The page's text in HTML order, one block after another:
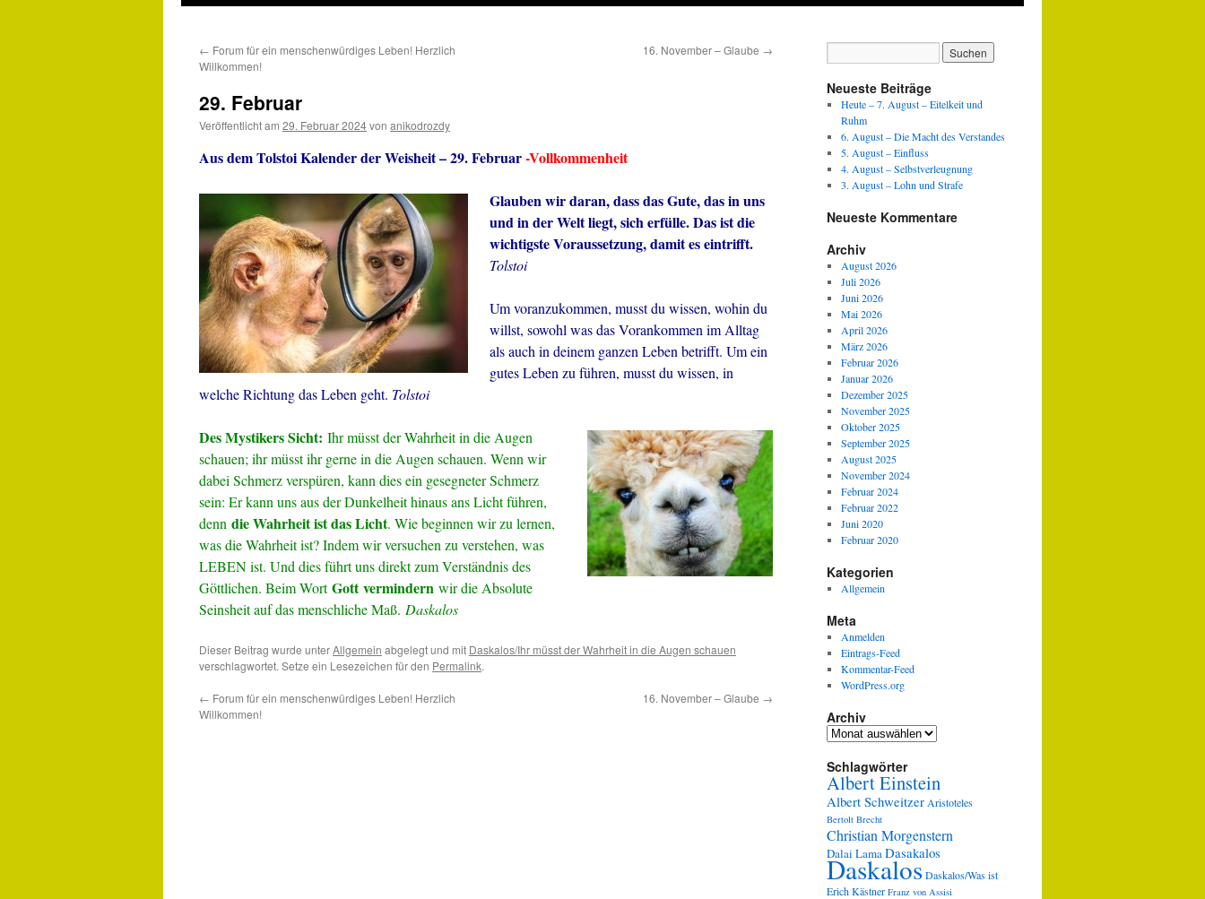
← Forum für ein menschenwürdiges Leben! Herzlich
Willkommen!
16. November – Glaube →
29. Februar
Veröffentlicht am 29. Februar 2024von anikodrozdy
Aus dem Tolstoi Kalender der Weisheit – 29. Februar-Vollkommenheit
Glauben wir daran, dass das Gute, das in uns
und in der Welt liegt, sich erfülle. Das ist die
wichtigste Voraussetzung, damit es eintrifft.
Tolstoi
Um voranzukommen, musst du wissen, wohin du
willst, sowohl was das Vorankommen im Alltag
als auch in deinem ganzen Leben betrifft. Um ein
gutes Leben zu führen, musst du wissen, in
welche Richtung das Leben geht. Tolstoi
Des Mystikers Sicht: Ihr müsst der Wahrheit in die Augen
schauen; ihr müsst ihr gerne in die Augen schauen. Wenn wir
dabei Schmerz verspüren, kann dies ein gesegneter Schmerz
sein: Er kann uns aus der Dunkelheit hinaus ans Licht führen,
denn die Wahrheit ist das Licht. Wie beginnen wir zu lernen,
was die Wahrheit ist? Indem wir versuchen zu verstehen, was
LEBEN ist. Und dies führt uns direkt zum Verständnis des
Göttlichen. Beim WortGott vermindern wir die Absolute
Seinsheit auf das menschliche Maß. Daskalos
Dieser Beitrag wurde unterAllgemein abgelegt und mit Daskalos/Ihr müsst der Wahrheit in die Augen schauen
verschlagwortet. Setze ein Lesezeichen für den Permalink.
← Forum für ein menschenwürdiges Leben! Herzlich
Willkommen!
16. November – Glaube →
Neueste Beiträge
Heute – 7. August – Eitelkeit und
Ruhm
6. August – Die Macht des Verstandes
5. August – Einfluss
4. August – Selbstverleugnung
3. August – Lohn und Strafe
Neueste Kommentare
Archiv
August 2026
Juli 2026
Juni 2026
Mai 2026
April 2026
März 2026
Februar 2026
Januar 2026
Dezember 2025
November 2025
Oktober 2025
September 2025
August 2025
November 2024
Februar 2024
Februar 2022
Juni 2020
Februar 2020
Kategorien
Allgemein
Meta
Anmelden
Eintrags-Feed
Kommentar-Feed
WordPress.org
Archiv
Archiv
Schlagwörter
Albert Einstein
Albert Schweitzer Aristoteles
Bertolt Brecht
Christian Morgenstern
Dalai LamaDasakalos
DaskalosDaskalos/Was ist
Erich Kästner Franz von Assisi